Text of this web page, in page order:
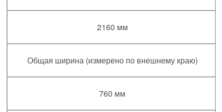
2160 мм
Общая ширина (измерено по внешнему краю)
760 мм